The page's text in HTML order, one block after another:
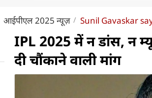
आईपीएल 2025 न्यूज़ Sunil Gavaskar
IPL 2025 में न डांस, न
दी चौंकाने वाली मांग